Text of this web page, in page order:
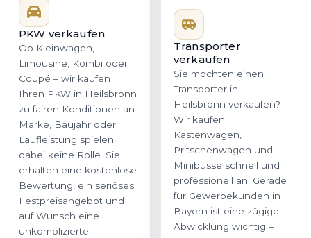
PKW verkaufen
Ob Kleinwagen,
Limousine, Kombi oder
Coupé – wir kaufen
Ihren PKW in Heilsbronn
zu fairen Konditionen an.
Marke, Baujahr oder
Laufleistung spielen
dabei keine Rolle. Sie
erhalten eine kostenlose
Bewertung, ein seriöses
Festpreisangebot und
auf Wunsch eine
unkomplizierte
Transporter
verkaufen
Sie möchten einen
Transporter in
Heilsbronn verkaufen?
Wir kaufen
Kastenwagen,
Pritschenwagen und
Minibusse schnell und
professionell an. Gerade
für Gewerbekunden in
Bayern ist eine zügige
Abwicklung wichtig –
deshalb sorgen wir für